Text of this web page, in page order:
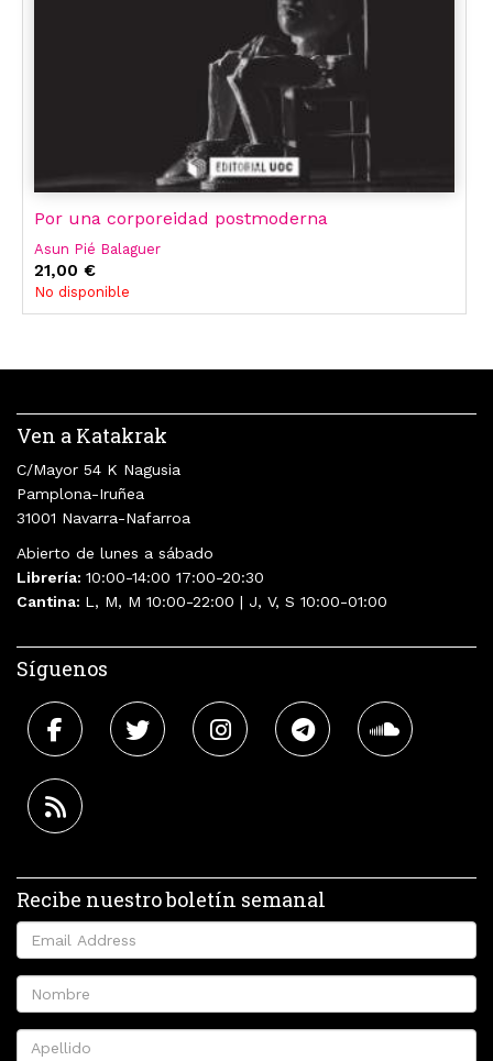
Por una corporeidad postmoderna
Asun Pié Balaguer
21,00 €
No disponible
Ven a Katakrak
C/Mayor 54 K Nagusia
Pamplona-Iruñea
31001 Navarra-Nafarroa
Abierto de lunes a sábado
Librería: 10:00-14:00 17:00-20:30
Cantina: L, M, M 10:00-22:00 | J, V, S 10:00-01:00
Síguenos
Recibe nuestro boletín semanal